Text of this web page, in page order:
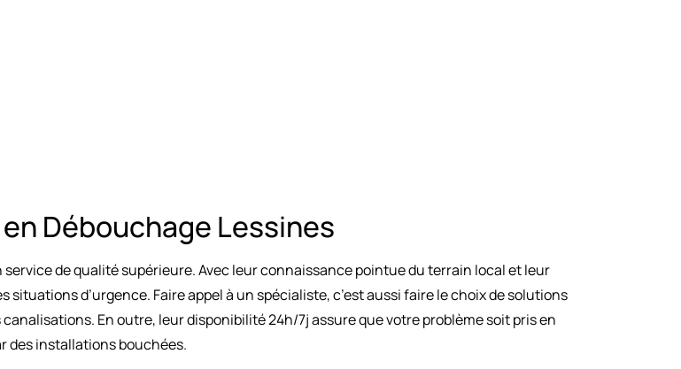
Débouchage Lessines
de qualité supérieure. Avec leur connaissance pointue du terrain local et leur
d’urgence. Faire appel à un spécialiste, c’est aussi faire le choix de solutions
En outre, leur disponibilité 24h/7j assure que votre problème soit pris en
des installations bouchées.